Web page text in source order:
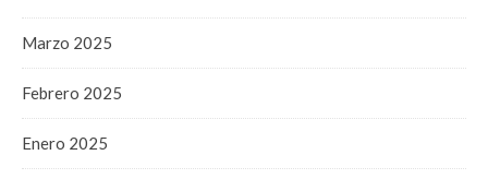
Marzo 2025
Febrero 2025
Enero 2025